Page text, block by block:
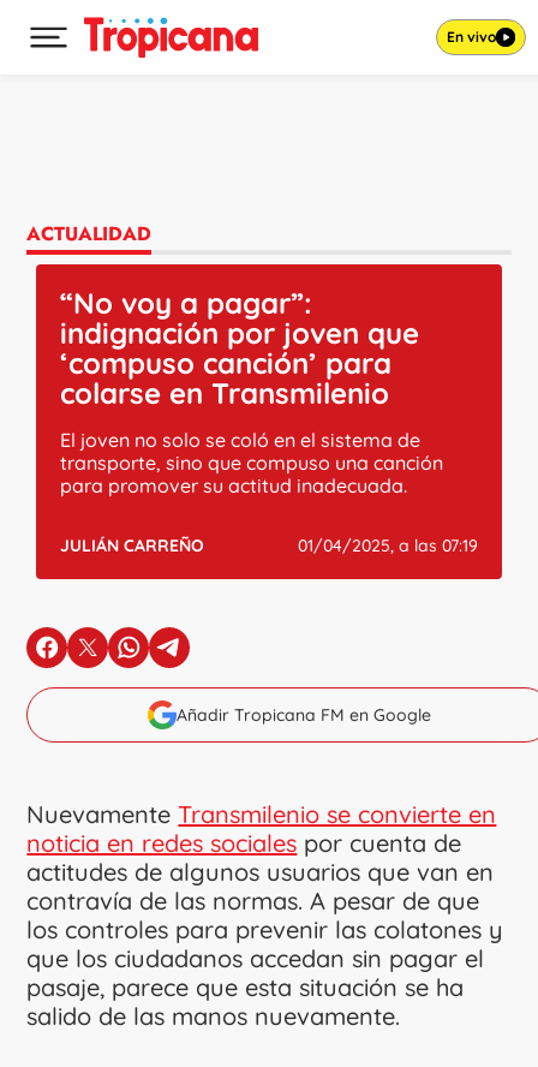
Desplegar menú principal En vivo
ACTUALIDAD
“No voy a pagar”:
indignación por joven que
‘compuso canción’ para
colarse en Transmilenio
El joven no solo se coló en el sistema de
transporte, sino que compuso una canción
para promover su actitud inadecuada.
JULIÁN CARREÑO 01/04/2025, a las 07:19
en Facebook
en Xen Whatsapp
en Telegram
Añadir Tropicana FM en Google
NuevamenteTransmilenio se convierte en
noticia en redes sociales por cuenta de
actitudes de algunos usuarios que van en
contravía de las normas. A pesar de que
los controles para prevenir las colatones y
que los ciudadanos accedan sin pagar el
pasaje, parece que esta situación se ha
salido de las manos nuevamente.